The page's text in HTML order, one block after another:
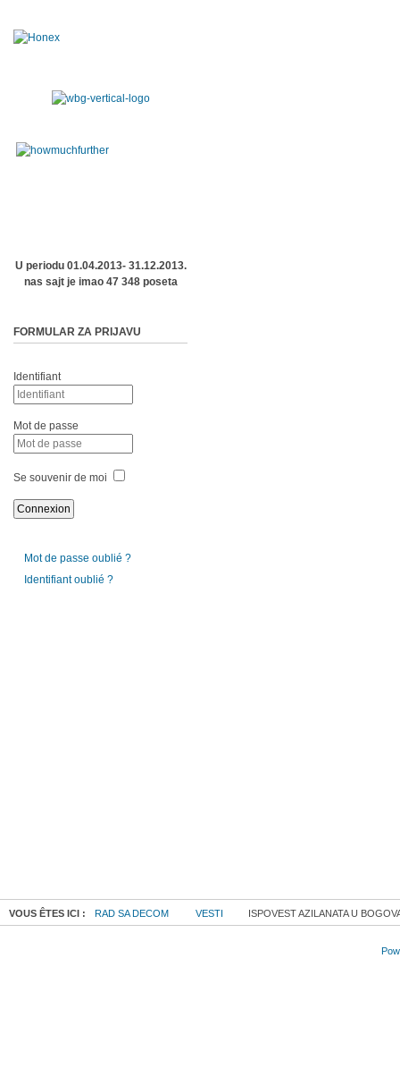
U periodu 01.04.2013- 31.12.2013.
nas sajt je imao 47 348 poseta
FORMULAR ZA PRIJAVU
Identifiant
Mot de passe
Se souvenir de moi
Mot de passe oublié ?
Identifiant oublié ?
VOUS ÊTES ICI : RAD SA DECOM VESTI ISPOVEST AZILANATA U